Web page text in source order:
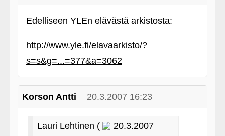
Edelliseen YLEn elävästä arkistosta:
http://www.yle.fi/elavaarkisto/?
s=s&g=...=377&a=3062
Korson Antti 20.3.2007 16:23
Lauri Lehtinen (
20.3.2007